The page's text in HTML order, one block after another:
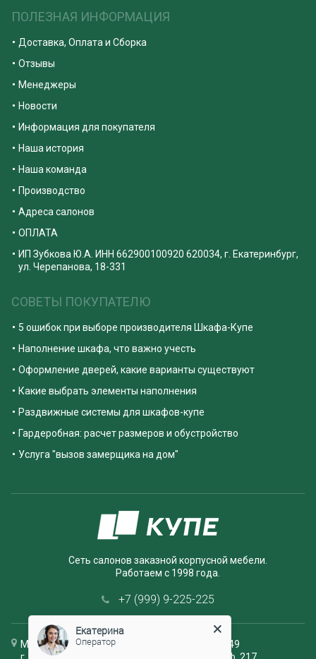
ПОЛЕЗНАЯ ИНФОРМАЦИЯ
Доставка, Оплата и Сборка
Отзывы
Менеджеры
Новости
Информация для покупателя
Наша история
Наша команда
Производство
Адреса салонов
ОПЛАТА
ИП Зубкова Ю.А. ИНН 662900100920 620034, г. Екатеринбург,
ул. Черепанова, 18-331
СОВЕТЫ ПОКУПАТЕЛЮ
5 ошибок при выборе производителя Шкафа-Купе
Наполнение шкафа, что важно учесть
Оформление дверей, какие варианты существуют
Какие выбрать элементы наполнения
Раздвижные системы для шкафов-купе
Гардеробная: расчет размеров и обустройство
Услуга "вызов замерщика на дом"
Сеть салонов заказной корпусной мебели.
Работаем с 1998 года.
+7 (999) 9-225-225
Мебельный салон ЭМА, шоурум +79779556949
Екатерина
Оператор